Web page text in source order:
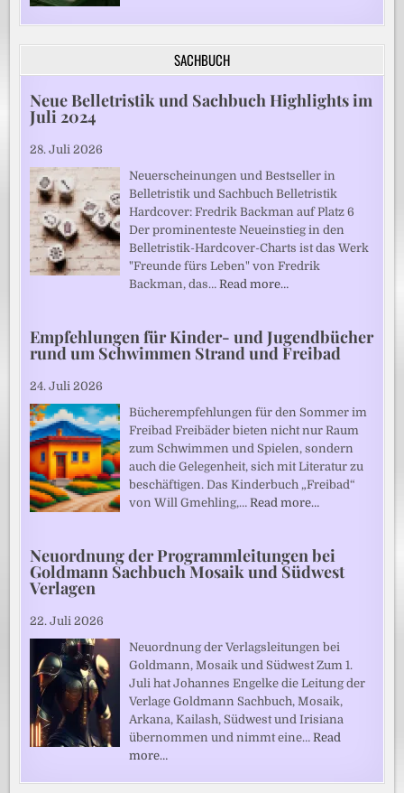
SACHBUCH
Neue Belletristik und Sachbuch Highlights im
Juli 2024
28. Juli 2026
Neuerscheinungen und Bestseller in
Belletristik und Sachbuch Belletristik
Hardcover: Fredrik Backman auf Platz 6
Der prominenteste Neueinstieg in den
Belletristik-Hardcover-Charts ist das Werk
"Freunde fürs Leben" von Fredrik
Backman, das…Read more…
Empfehlungen für Kinder- und Jugendbücher
rund um Schwimmen Strand und Freibad
24. Juli 2026
Bücherempfehlungen für den Sommer im
Freibad Freibäder bieten nicht nur Raum
zum Schwimmen und Spielen, sondern
auch die Gelegenheit, sich mit Literatur zu
beschäftigen. Das Kinderbuch „Freibad“
von Will Gmehling,…Read more…
Neuordnung der Programmleitungen bei
Goldmann Sachbuch Mosaik und Südwest
Verlagen
22. Juli 2026
Neuordnung der Verlagsleitungen bei
Goldmann, Mosaik und Südwest Zum 1.
Juli hat Johannes Engelke die Leitung der
Verlage Goldmann Sachbuch, Mosaik,
Arkana, Kailash, Südwest und Irisiana
übernommen und nimmt eine…Read
more…